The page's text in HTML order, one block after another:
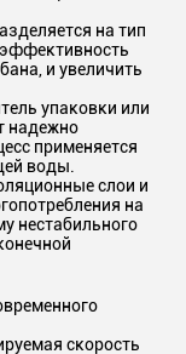
на тип
и увеличить
упаковки или
надежно
применяется
воды.
слои и
на
нестабильного
скорость